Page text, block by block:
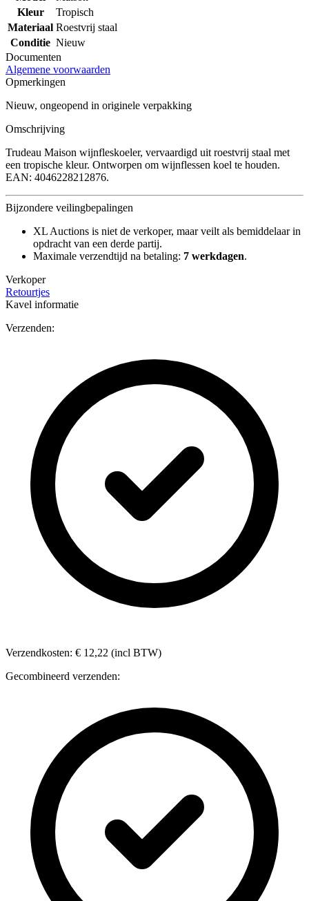
Kleur
Tropisch
Materiaal Roestvrij staal
Conditie Nieuw
Documenten
Algemene voorwaarden
Opmerkingen
Nieuw, ongeopend in originele verpakking
Omschrijving
Trudeau Maison wijnfleskoeler, vervaardigd uit roestvrij staal met
een tropische kleur. Ontworpen om wijnflessen koel te houden.
EAN: 4046228212876.
Bijzondere veilingbepalingen
XL Auctions is niet de verkoper, maar veilt als bemiddelaar in
opdracht van een derde partij.
Maximale verzendtijd na betaling: 7 werkdagen.
Verkoper
Retourtjes
Kavel informatie
Verzenden:
Verzendkosten: € 12,22 (incl BTW)
Gecombineerd verzenden: